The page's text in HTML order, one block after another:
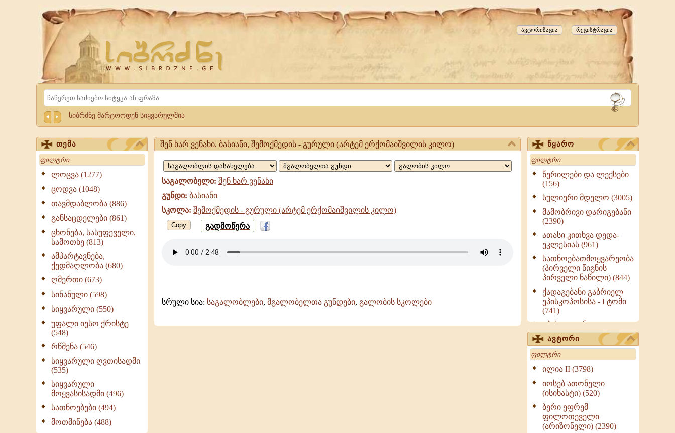
Website
Sibrdzne.ge
რეგისტრაცია
ავტორიზაცია
Search
სიბრძნე მარტოოდენ სიყვარულშია
თემა
Search
ლოცვა (1277)
ცოდვა (1048)
თავმდაბლობა (886)
განსაცდელები (861)
ცხონება, სასუფეველი,
სამოთხე (813)
ამპარტავნება,
ქედმაღლობა (680)
ღმერთი (673)
სინანული (598)
სიყვარული (550)
უფალი იესო ქრისტე
(548)
რწმენა (546)
სიყვარული ღვთისადმი
(535)
სიყვარული
მოყვასისადმი (496)
სათნოებები (494)
მოთმინება (488)
შენ
ხარ
ვენახი,
ბასიანი,
შემოქმედის
გურული
შენ ხარ ვენახი, ბასიანი, შემოქმედის - გურული (არტემ ერქომაიშვილის კილო)
საგალობელი: შენ ხარ ვენახი
გუნდი: ბასიანი
სკოლა: შემოქმედის - გურული (არტემ ერქომაიშვილის კილო)
Copy გადმოწერა
სრული სია: საგალობლები, მგალობელთა გუნდები, გალობის სკოლები
წყარო
Search
წერილები და ლექსები
(156)
სულიერი მდელო (3005)
მამობრივი დარიგებანი
(2390)
ათასი კითხვა დედა-
ეკლესიას (961)
სათნოებათმოყვარეობა
(პირველი წიგნის
პირველი ნაწილი) (844)
ქადაგებანი გაბრიელ
ეპისკოპოსისა - I ტომი
(741)
ეპისტოლენი,
ქადაგებანი, სიტყვანი
(ნაწილი III) (723)
მოძღვრის ძალზე
სასარგებლო რჩევები
მრევლისათვის (545)
Wisdomge (514)
ქადაგებანი გაბრიელ
ეპისკოპოსისა - II ტომი
(370)
ავტორი
Search
ილია II (3798)
იოსებ ათონელი
(ისიხასტი) (520)
ბერი ეფრემ
ფილოთეველი
(არიზონელი) (2390)